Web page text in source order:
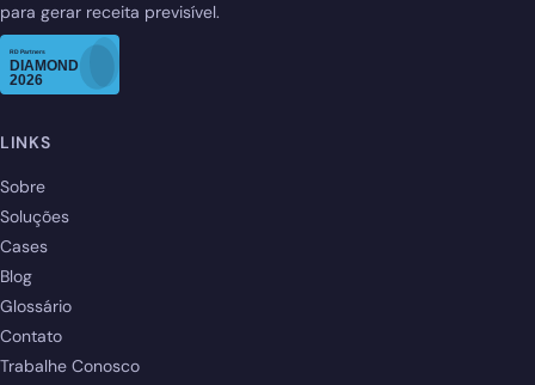
para gerar receita previsível.
LINKS
Sobre
Soluções
Cases
Blog
Glossário
Contato
Trabalhe Conosco